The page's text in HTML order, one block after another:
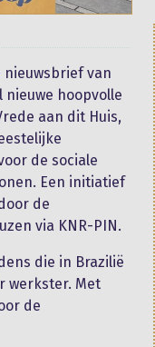
nieuwsbrief van
nieuwe hoopvolle
aan dit Huis,
de sociale
Een initiatief
de
via KNR-PIN.
die in Brazilië
werkster. Met
de